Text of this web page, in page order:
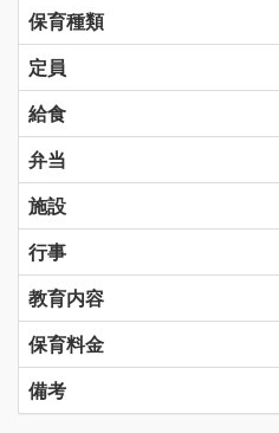
保育種類
定員
給食
弁当
施設
行事
教育内容
保育料金
備考